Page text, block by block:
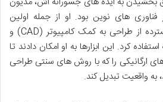
فناوری های نوین بود. او از جمله اولین
معمارانی بود که به طور گسترده از طراحی به کمک کامپیوتر (CAD) و
کرد. این ابزارها به او امکان دادند تا
ارگانیکی را که با روش های سنتی طراحی
واقعیت تبدیل کند.